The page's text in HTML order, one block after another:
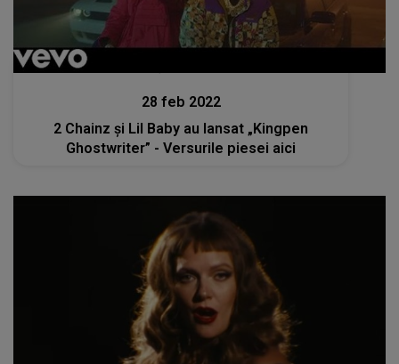
28 feb 2022
2 Chainz și Lil Baby au lansat „Kingpen
Ghostwriter” - Versurile piesei aici